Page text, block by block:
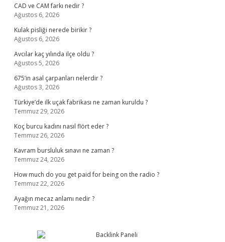
CAD ve CAM farkı nedir ?
Ağustos 6, 2026
Kulak pisliği nerede birikir ?
Ağustos 6, 2026
Avcılar kaç yılında ilçe oldu ?
Ağustos 5, 2026
675’in asal çarpanları nelerdir ?
Ağustos 3, 2026
Türkiye’de ilk uçak fabrikası ne zaman kuruldu ?
Temmuz 29, 2026
Koç burcu kadını nasıl flört eder ?
Temmuz 26, 2026
Kavram bursluluk sınavı ne zaman ?
Temmuz 24, 2026
How much do you get paid for being on the radio ?
Temmuz 22, 2026
Ayağın mecaz anlamı nedir ?
Temmuz 21, 2026